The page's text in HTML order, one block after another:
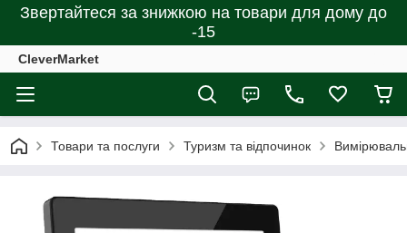
Звертайтеся за знижкою на товари для дому до
-15
CleverMarket
Товари та послуги Туризм та відпочинок